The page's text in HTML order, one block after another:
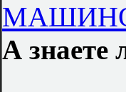
А знаете